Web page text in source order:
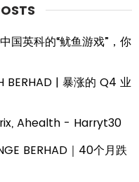
国英科的“鱿鱼游戏”，你
BERHAD | 暴涨的 Q4 业
Ahealth - Harryt30
BERHAD｜40个月跌